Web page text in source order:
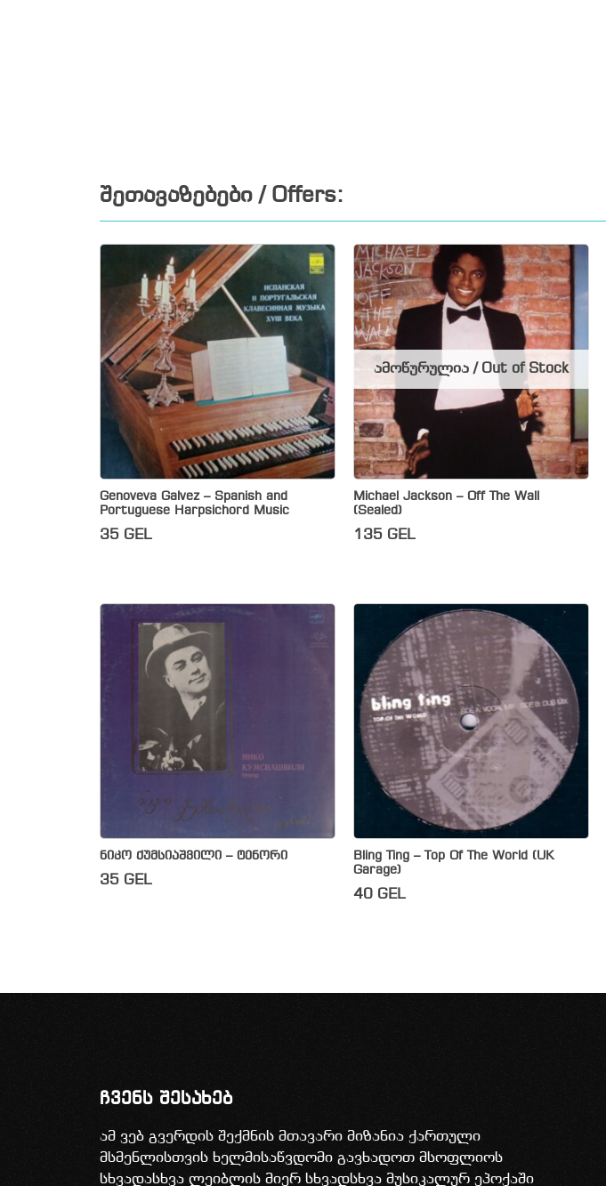
შეთავაზებები / Offers:
Genoveva Galvez – Spanish and
Portuguese Harpsichord Music
35 GEL
Michael Jackson – Off The Wall
(Sealed)
135 GEL
ამოწურულია / Out of Stock
ნიკო ქუმსიაშვილი – ტენორი
35 GEL
Bling Ting – Top Of The World (UK
Garage)
40 GEL
ჩვენს შესახებ
ამ ვებ გვერდის შექმნის მთავარი მიზანია ქართული
მსმენლისთვის ხელმისაწვდომი გავხადოთ მსოფლიოს
სხვადასხვა ლეიბლის მიერ სხვადსხვა მუსიკალურ ეპოქაში